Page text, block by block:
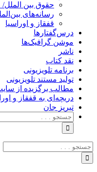
حقوق بین الملل/
رسانه‌های
قفقاز و اوراسیا
درس‌گفتارها
موشن گرافیک‌ها
ناشر
نقد کتاب
برنامه‌ تلویزیونی
تولید مستند تلویزیونی
مطالب برگزیده از
دریچه‌ای به قفقاز و
تبریزِ جان
جستجو
برای:
جستجو
برای: